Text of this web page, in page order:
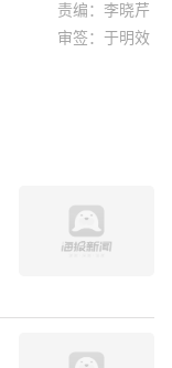
责编：李晓芹
审签：于明效